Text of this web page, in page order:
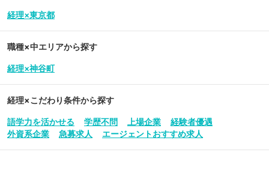
経理×東京都
職種×中エリアから探す
経理×神谷町
経理×こだわり条件から探す
語学力を活かせる 学歴不問 上場企業
経験者優遇
外資系企業
急募求人 エージェントおすすめ求人